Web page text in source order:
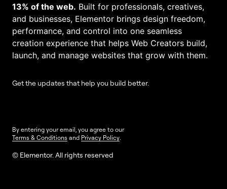
13% of the web. Built for professionals, creatives,
and businesses, Elementor brings design freedom,
performance, and control into one seamless
creation experience that helps Web Creators build,
launch, and manage websites that grow with them.
Get the updates that help you build better.
By entering your email, you agree to our
Terms & Conditions and Privacy Policy
© Elementor. All rights reserved